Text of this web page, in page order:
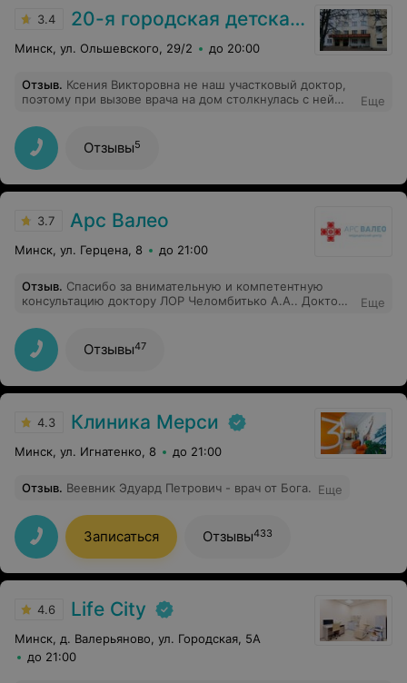
3.4 20-я городская детская поликлиника
Минск, ул. Ольшевского, 29/2 до 20:00
Отзыв. Ксения Викторовна не наш участковый доктор,
поэтому при вызове врача на дом столкнулась с ней
заботливая! Выслушала, посоветовала, рассказала
подробно, что делать после сдачи ребенком анализов.
Не оставила нас бегать по кабинетам и стоять в
очередях, а помогла. При этом мы - не ее участок, нас
видела впервые. Если Ксения Викторовна читает отзыв,
сил не растерять эту удивительную чуткость
Еще
Отзывы5
3.7 Арс Валео
Минск, ул. Герцена, 8 до 21:00
Отзыв. Спасибо за внимательную и компетентную
консультацию доктору ЛОР Челомбитько А.А.. Доктор
совсем не боялся. Спасибо.
Еще
Отзывы47
4.3 Клиника Мерси
Минск, ул. Игнатенко, 8 до 21:00
Отзыв. Веевник Эдуард Петрович - врач от Бога. Еще
Записаться Отзывы433
4.6 Life City
Минск, д. Валерьяново, ул. Городская, 5А
до 21:00